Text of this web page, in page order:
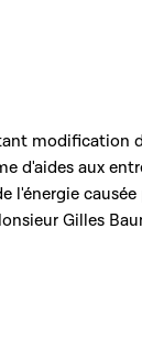
modification
d'aides aux
l'énergie
Gilles